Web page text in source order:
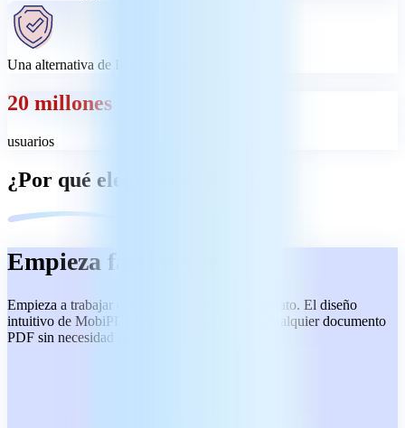
Una alternativa de PDF accesible
20 millones
usuarios
¿Por qué elegir MobiPDF?
Empieza fácilmente
Empieza a trabajar con archivos PDF de inmediato. El diseño
intuitivo de MobiPDF te permite trabajar con cualquier documento
PDF sin necesidad de aprender.